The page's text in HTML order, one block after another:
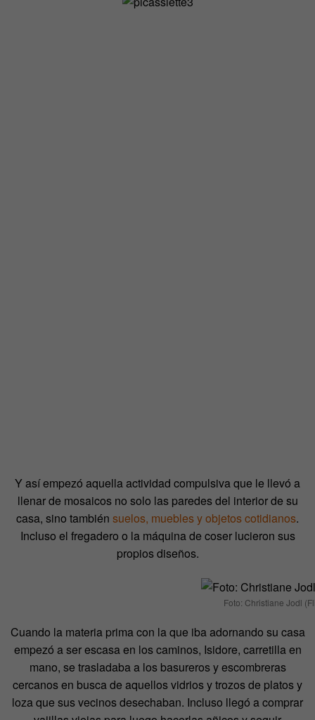
Y así empezó aquella actividad compulsiva que le llevó a
llenar de mosaicos no solo las paredes del interior de su
casa, sino también suelos, muebles y objetos cotidianos.
Incluso el fregadero o la máquina de coser lucieron sus
propios diseños.
Foto: Christiane Jodl
Cuando la materia prima con la que iba adornando su casa
empezó a ser escasa en los caminos, Isidore, carretilla en
mano, se trasladaba a los basureros y escombreras
cercanos en busca de aquellos vidrios y trozos de platos y
loza que sus vecinos desechaban. Incluso llegó a comprar